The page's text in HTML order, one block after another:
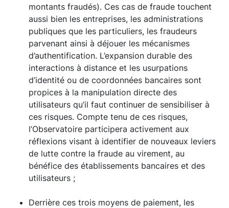
montants fraudés). Ces cas de fraude touchent
aussi bien les entreprises, les administrations
publiques que les particuliers, les fraudeurs
parvenant ainsi à déjouer les mécanismes
d’authentification. L’expansion durable des
interactions à distance et les usurpations
d’identité ou de coordonnées bancaires sont
propices à la manipulation directe des
utilisateurs qu’il faut continuer de sensibiliser à
ces risques. Compte tenu de ces risques,
l’Observatoire participera activement aux
réflexions visant à identifier de nouveaux leviers
de lutte contre la fraude au virement, au
bénéfice des établissements bancaires et des
utilisateurs ;
Derrière ces trois moyens de paiement, les